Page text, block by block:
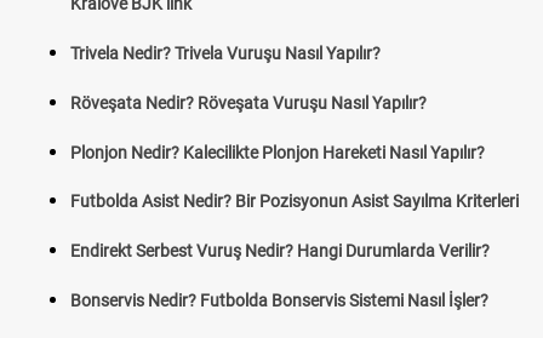
Trivela Nedir? Trivela Vuruşu Nasıl Yapılır?
Röveşata Nedir? Röveşata Vuruşu Nasıl Yapılır?
Plonjon Nedir? Kalecilikte Plonjon Hareketi Nasıl Yapılır?
Futbolda Asist Nedir? Bir Pozisyonun Asist Sayılma Kriterleri
Endirekt Serbest Vuruş Nedir? Hangi Durumlarda Verilir?
Bonservis Nedir? Futbolda Bonservis Sistemi Nasıl İşler?